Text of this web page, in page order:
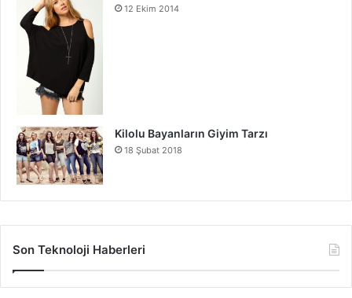
12 Ekim 2014
Kilolu Bayanların Giyim Tarzı
18 Şubat 2018
Son Teknoloji Haberleri